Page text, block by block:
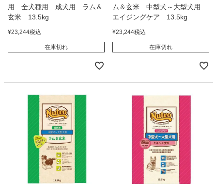
用 全犬種用 成犬用 ラム＆
玄米 13.5kg
¥23,244税込
在庫切れ
ム＆玄米 中型犬～大型犬用
エイジングケア 13.5kg
¥23,244税込
在庫切れ